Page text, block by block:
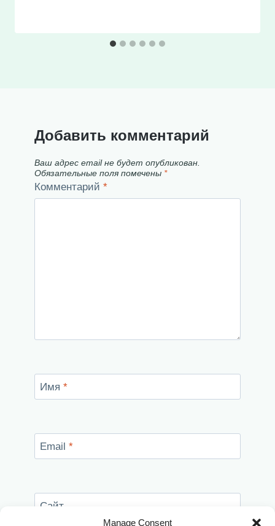
Manage Consent
Добавить комментарий
Ваш адрес email не будет опубликован.
Обязательные поля помечены *
Комментарий *
Имя *
Email *
Сайт